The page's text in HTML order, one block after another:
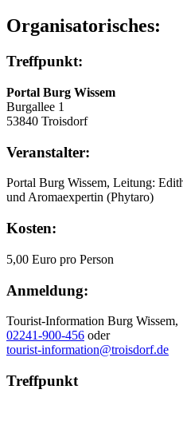
Organisatorisches:
Treffpunkt:
Portal Burg Wissem
Burgallee 1
53840 Troisdorf
Veranstalter:
Portal Burg Wissem, Leitung:
und Aromaexpertin (Phytaro)
Kosten:
5,00 Euro pro Person
Anmeldung:
Tourist-Information Burg Wissem,
02241-900-456 oder
tourist-information@troisdorf.de
Treffpunkt